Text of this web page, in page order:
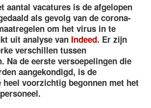
aantal vacatures is de afgelopen
als gevolg van de corona-
om het virus in te
uit analyse van Indeed. Er zijn
verschillen tussen
Na de eerste versoepelingen die
aangekondigd, is de
heel voorzichtig begonnen met het